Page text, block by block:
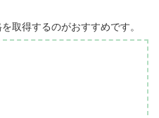
取得するのがおすすめです。